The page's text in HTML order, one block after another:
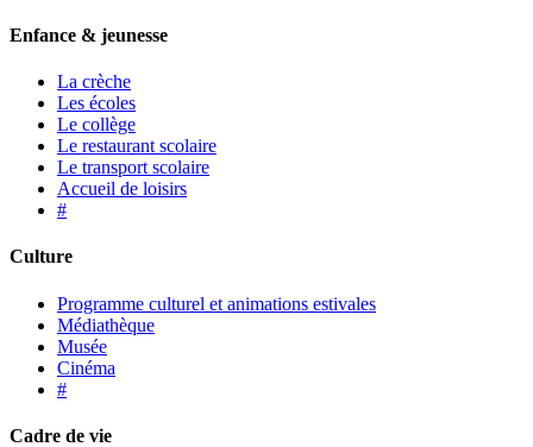
Enfance & jeunesse
La crèche
Les écoles
Le collège
Le restaurant scolaire
Le transport scolaire
Accueil de loisirs
#
Culture
Programme culturel et animations estivales
Médiathèque
Musée
Cinéma
#
Cadre de vie